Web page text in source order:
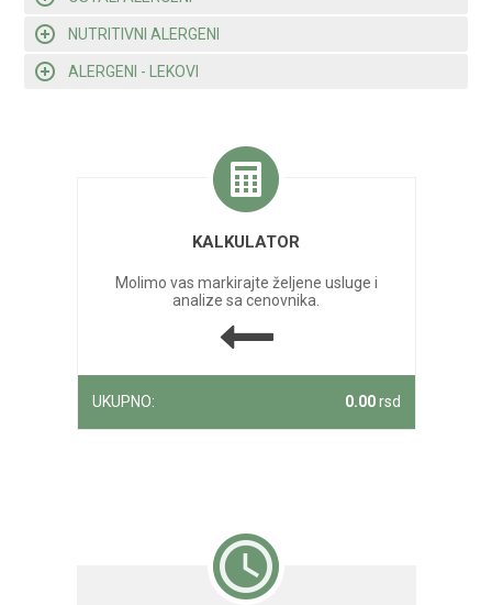
NUTRITIVNI ALERGENI
ALERGENI - LEKOVI
KALKULATOR
Molimo vas markirajte željene usluge i
analize sa cenovnika.
UKUPNO: 0.00rsd